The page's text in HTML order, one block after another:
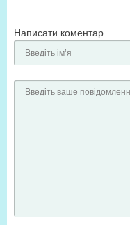
Написати коментар